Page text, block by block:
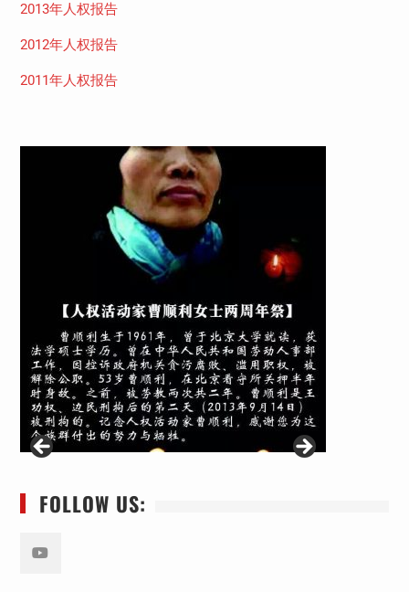
2013年人权报告
2012年人权报告
2011年人权报告
FOLLOW US: